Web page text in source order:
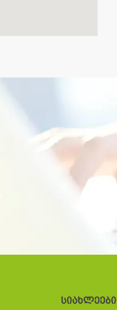
სიახლეები